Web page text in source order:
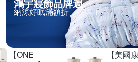
鴻宇寢飾品牌週
納涼好眠滿額折
【ONE
【美國